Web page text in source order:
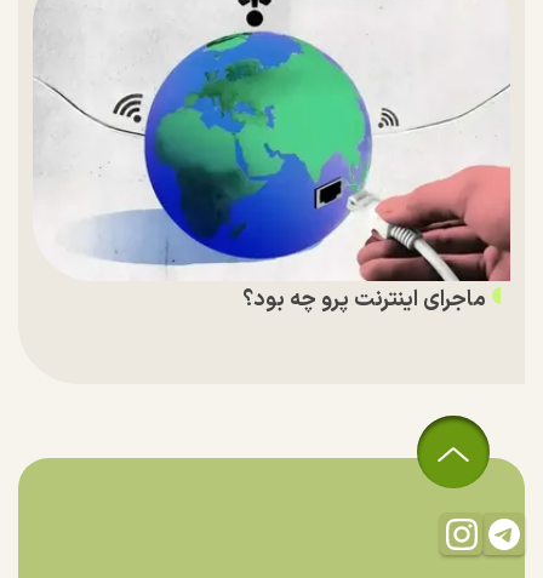
ماجرای اینترنت پرو چه بود؟